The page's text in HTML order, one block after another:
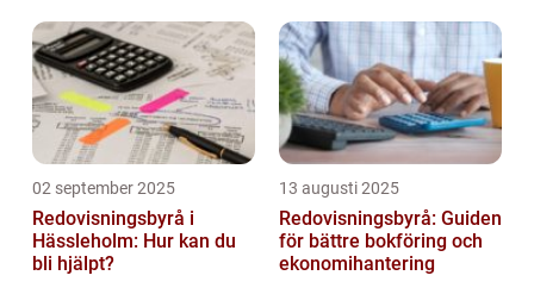
02 september 2025
Redovisningsbyrå i
Hässleholm: Hur kan du
bli hjälpt?
13 augusti 2025
Redovisningsbyrå: Guiden
för bättre bokföring och
ekonomihantering